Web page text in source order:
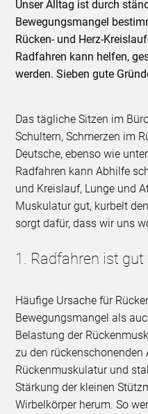
Unser Alltag ist durch
Bewegungsmangel
Rücken- und Herz-
Radfahren kann helfen,
werden. Sieben gute
Das tägliche Sitzen im
Schultern, Schmerzen im
Deutsche, ebenso wie
Radfahren kann Abhilfe
und Kreislauf, Lunge und
Muskulatur gut, kurbelt
sorgt dafür, dass wir uns
1. Radfahren ist gut
Häufige Ursache für
Bewegungsmangel als
Belastung der
zu den
Rückenmuskulatur und
Stärkung der kleinen
Wirbelkörper herum. So